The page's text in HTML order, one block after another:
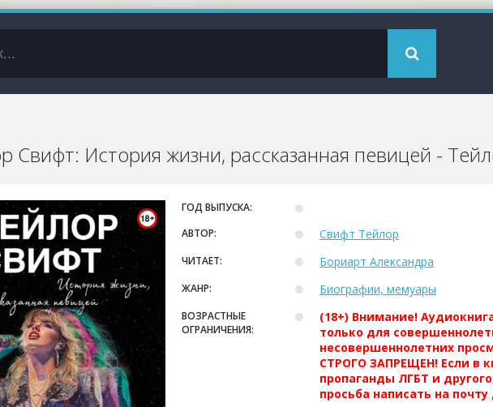
Свифт: История жизни, рассказанная певицей -
ГОД ВЫПУСКА:
АВТОР:
Свифт Тейлор
ЧИТАЕТ: Бориарт Александра
ЖАНР: Биографии, мемуары
ВОЗРАСТНЫЕ
ОГРАНИЧЕНИЯ:
(18+) Внимание!
только для
несовершеннолетних
СТРОГО ЗАПРЕЩЕН! Если в
пропаганды ЛГБТ и
просьба написать на